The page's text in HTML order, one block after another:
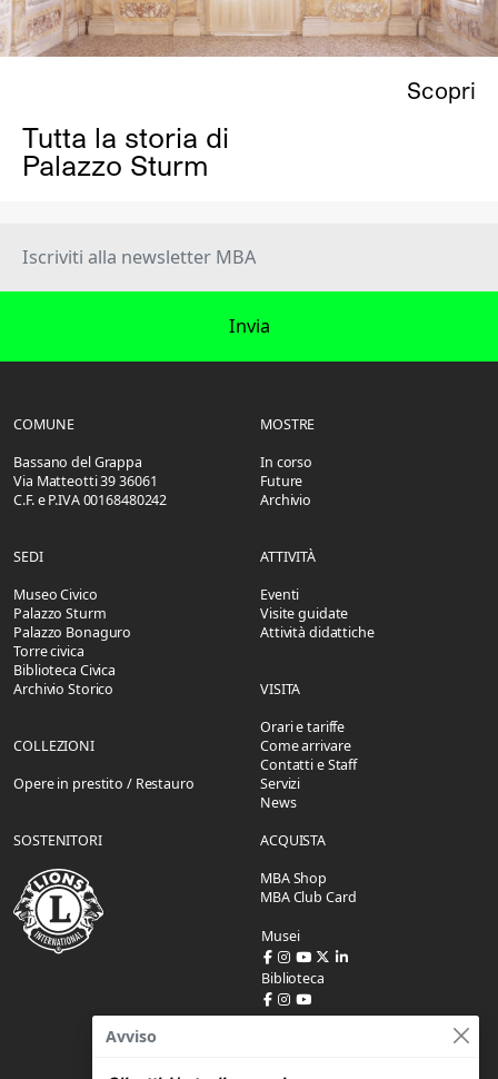
Tutta la storia di
Palazzo Sturm
Scopri
Invia
COMUNE
Bassano del Grappa
Via Matteotti 39 36061
C.F. e P.IVA 00168480242
SEDI
Museo Civico
Palazzo Sturm
Palazzo Bonaguro
Torre civica
Biblioteca Civica
Archivio Storico
COLLEZIONI
Opere in prestito / Restauro
SOSTENITORI
MOSTRE
In corso
Future
Archivio
ATTIVITÀ
Eventi
Visite guidate
Attività didattiche
VISITA
Orari e tariffe
Come arrivare
Contatti e Staff
Servizi
News
ACQUISTA
MBA Shop
MBA Club Card
Musei
Biblioteca
Avviso